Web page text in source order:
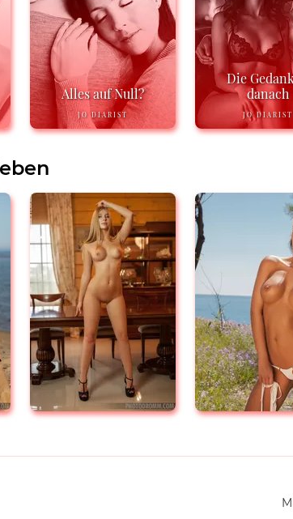
Alles auf Null?
JO DIARIST
Die
danach
JO DIARIST